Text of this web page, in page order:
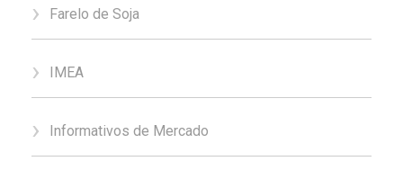
Farelo de Soja
IMEA
Informativos de Mercado